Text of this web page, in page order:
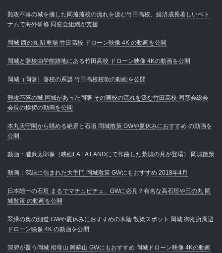
難攻不落の城を擁した岡藩藩校の流れを汲む竹田高校、経済成長著しいベト
ナムで海外研修 同窓会組織が支援
岡城 西の丸 駐車場 竹田高校 ドローン映像 4K の動画を公開
岡城と藩校由学館跡地にある竹田高校 ドローン映像 4Kの動画を公開
岡城（岡藩）藩校の系譜 竹田高校校歌の動画を公開
難攻不落の城 岡城があった岡藩 その藩校の流れを汲む竹田高校 同窓会総会
会長の挨拶の動画を公開
本丸天守閣から眺める絶景と石垣 岡城散策 GWや夏休みにおすすめ の動画を
公開
動画：瀧廉太郎像（映画LA LA LANDにて作曲した荒城の月が登場） 岡城散策
動画：深緑に包まれた大手門 岡城散策 GWにもおすすめ 2018年4月
日本随一の石垣 まるでマチュピチュ、GWに必見？有名な高石垣や三の丸 岡
城散策 の動画を公開
翠緑の奥の細道 GWや夏休みにおすすめの木陰 散策スポット 岡城 御廟所周辺
ドローン映像 4K の動画を公開
深碧が覆う岡城 祖母山 阿蘇山 GWにもおすすめ 岡城ドローン映像 4Kの動画